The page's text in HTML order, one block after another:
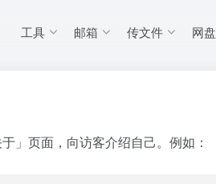
工具 邮箱 传文件 网盘
」页面，向访客介绍自己。例如：